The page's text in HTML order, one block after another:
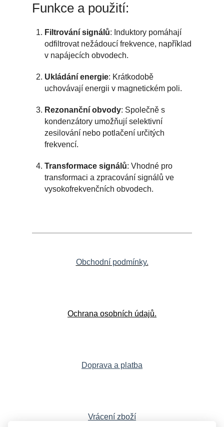
Funkce a použití:
Filtrování signálů: Induktory pomáhají
odfiltrovat nežádoucí frekvence, například
v napájecích obvodech.
Ukládání energie: Krátkodobě
uchovávají energii v magnetickém poli.
Rezonanční obvody: Společně s
kondenzátory umožňují selektivní
zesilování nebo potlačení určitých
frekvencí.
Transformace signálů: Vhodné pro
transformaci a zpracování signálů ve
vysokofrekvenčních obvodech.
Obchodní podmínky.
Ochrana osobních údajů.
Doprava a platba
Vrácení zboží